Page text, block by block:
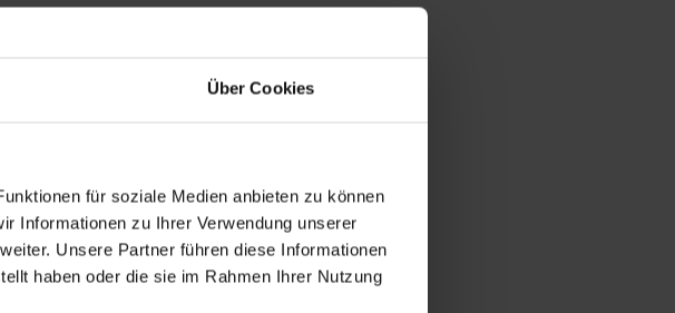
Über Cookies
für soziale Medien anbieten zu können
Informationen zu Ihrer Verwendung unserer
Unsere Partner führen diese Informationen
haben oder die sie im Rahmen Ihrer Nutzung